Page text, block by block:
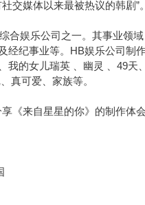
交媒体以来最被热议的韩剧”
合娱乐公司之一。其事业领域
经纪事业等。HB娱乐公司制
我的女儿瑞英 、幽灵 、49天
真可爱、家族等。
《来自星星的你》的制作体